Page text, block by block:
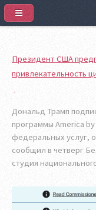
Президент США
привлекательность
Дональд Трамп
программы America
федеральных услуг,
сообщил в четверг
студия